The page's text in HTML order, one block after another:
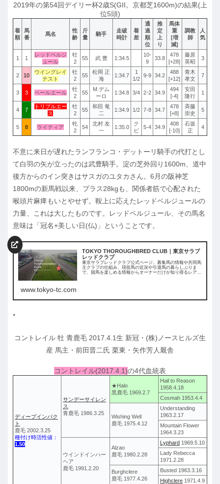
2019年の第54回デイリー杯2歳S(GII。京都芝1600m)の結果(上
位5頭)
着
順
馬
番
馬名
性
齢
斤
量
騎手
走破
時計
着
差
通
過
順
位
推
定
上
り
馬体
重
[増
減]
調教
師
人
気
1 1
レッドベルジ
ュール
牡
2
55 武 豊 1:34.5
10-
9
33.8
478
[+28]
藤原
英昭
3
2 10
ウイングレイ
テスト
牡
2
55
松岡 正
海
1:34.7
1
1/2
9-9 34.2
488
[+12]
青木
孝文
7
3 3 ペールエール
牡
2
55
M.デム
ーロ
1:34.8 3/4 2-2 34.9
494
[-4]
安田
隆行
1
4 7
トリプルエー
ス
牡
2
55
和田 竜
二
1:34.9 1/2 7-8 34.7
478
[+8]
斉藤
崇史
5
5 8 ライティア
牝
2
54
北村 友
一
1:35.0
ク
ビ
5-4 34.9
408
[-10]
石坂
正
4
不意に来日が遅れたランフランコ・デットーリ騎手の代打とし
て白羽の矢が立ったのは武豊騎手。淀の芝外回り1600m、道中
後方からのイン突きはサスガのユタカさん。6月の阪神芝
1800mの新馬戦以来、プラス28kgも、関係者筋で心配された
喉頭片麻痺もいとやせず。鞍上に応えたレッドベルジュールの
力量、これは大したものです。レッドベルジュール、その馬名
意味は「冠名+美しい日(仏)」ということです。
TOKYO THOROUGHBRED CLUB｜東京サラブ
レッドクラブ
東京サラブレッドクラブ公式ページ。募集馬の情報や共同馬
主クラブの仕組み、現役馬の近況や引退馬の暮らしぶりま
で、競馬を楽しめる情報からオーナーだけが知り得るレアな
www.tokyo-tc.com
*
コントレイル 牡 青鹿毛 2017.4.1生 新冠・(株)ノースヒルズ生
産 馬主・前田晋二氏 栗東・矢作芳人厩舎
コントレイル(2017.4.1)の4代血統表
ディープインパク
ト
鹿毛 2002.3.25
種付け時活性値：
1.50
サンデーサイレン
ス
青鹿毛 1986.3.25
★Halo
黒鹿毛 1969.2.7
Hail to Reason
1958.4.18
Cosmah 1953.4.4
Wishing Well
鹿毛 1975.4.12
Understanding
1963.2.17
Mountain Flower
1964.3.23
ウインドインハー
ヘア
鹿毛 1991.2.20
Alzao
鹿毛 1980.2.28
Lyphard 1969.5.10
Lady Rebecca
1971.2.28
Burghclere
鹿毛 1977.4.26
Busted 1963.3.16
Highclere 1971.4.9